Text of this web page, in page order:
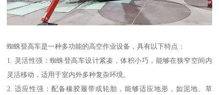
蜘蛛登高车是一种多功能的高空作业设备，具有以下特点：
1. 灵活性强：蜘蛛登高车设计紧凑，体积小巧，能够在狭窄空间内
灵活移动，适用于室内外多种复杂环境。
2. 适应性强：配备橡胶履带或轮胎，能够适应地形，如泥地、草